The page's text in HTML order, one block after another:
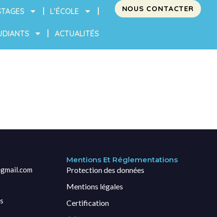
L’ÉCOLE
ACTUALITÉS
NOUS CONTACTER
Mentions Et Réglementations
Protection des données
Mentions légales
Certification